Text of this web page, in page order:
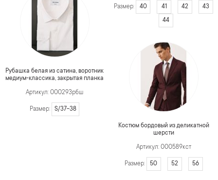
Рубашка белая из сатина, воротник
медиум-классика, закрытая планка
Артикул: 000293рбш
Размер: S/37-38
Размер: 40 41 42
43
44
Костюм бордовый из деликатной
шерсти
Артикул: 000589кст
Размер: 50 52 56